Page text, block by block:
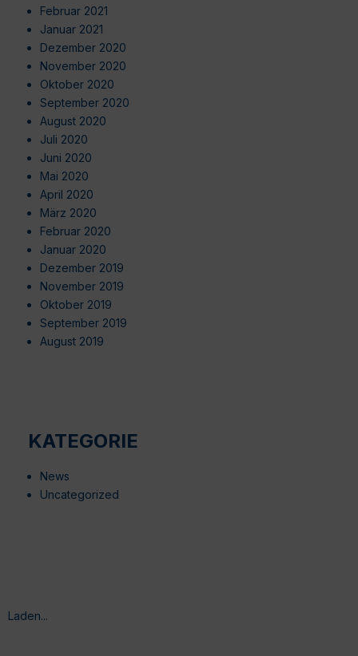
Februar 2021
Januar 2021
Dezember 2020
November 2020
Oktober 2020
September 2020
August 2020
Juli 2020
Juni 2020
Mai 2020
April 2020
März 2020
Februar 2020
Januar 2020
Dezember 2019
November 2019
Oktober 2019
September 2019
August 2019
KATEGORIE
News
Uncategorized
Laden...